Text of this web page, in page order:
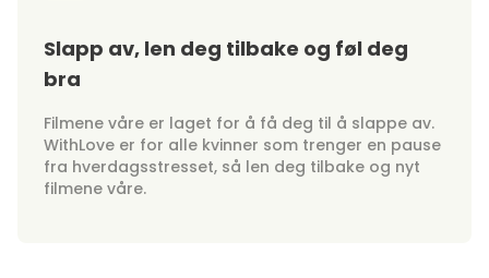
Slapp av, len deg tilbake og føl deg
bra
Filmene våre er laget for å få deg til å slappe av.
WithLove er for alle kvinner som trenger en pause
fra hverdagsstresset, så len deg tilbake og nyt
filmene våre.